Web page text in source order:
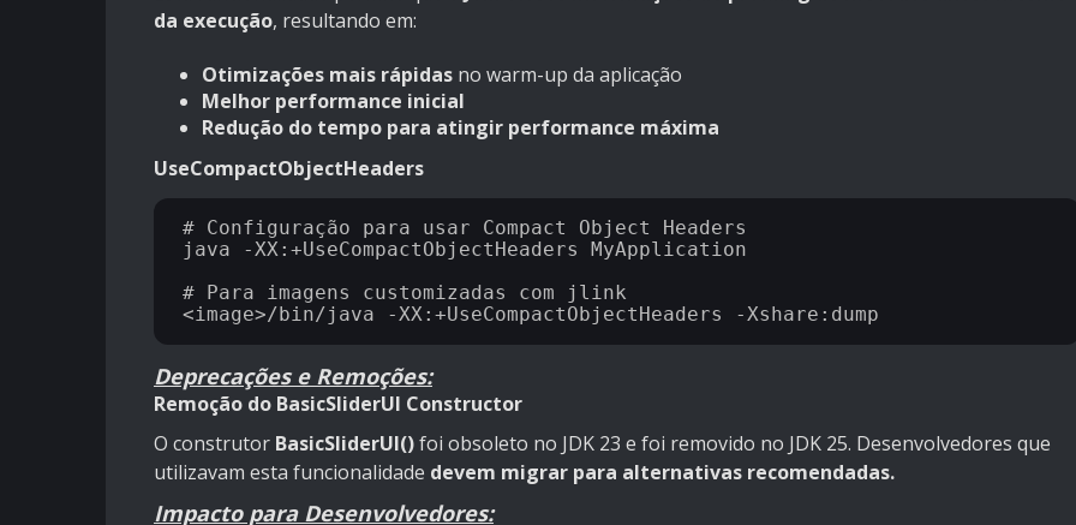
da execução, resultando em:
Otimizações mais rápidas no warm-up da aplicação
Melhor performance inicial
Redução do tempo para atingir performance máxima
UseCompactObjectHeaders
# Configuração para usar Compact Object Headers
java -XX:+UseCompactObjectHeaders MyApplication
# Para imagens customizadas com jlink
Deprecações e Remoções:
Remoção do BasicSliderUI Constructor
O construtor BasicSliderUI()foi obsoleto no JDK 23 e foi removido no JDK 25. Desenvolvedores que
utilizavam esta funcionalidade devem migrar para alternativas recomendadas.
Impacto para Desenvolvedores: